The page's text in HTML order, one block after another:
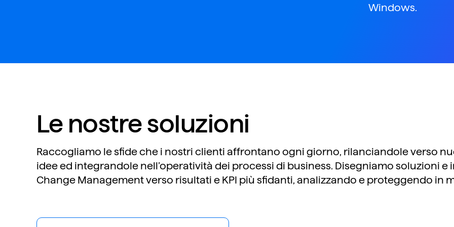
Windows.
Le nostre soluzioni
Raccogliamo le sfide che i nostri clienti affrontano ogni giorno, rilanciandole verso
idee ed integrandole nell’operatività dei processi di business. Disegniamo soluzioni
Change Management verso risultati e KPI più sfidanti, analizzando e proteggendo in